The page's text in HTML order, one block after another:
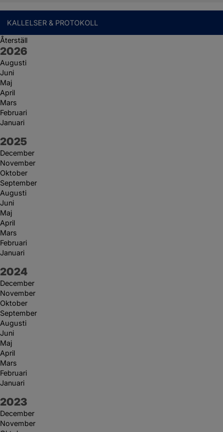
KALLELSER & PROTOKOLL
Återställ
År:
2026
Augusti
Juni
Maj
April
Mars
Februari
Januari
År:
2025
December
November
Oktober
September
Augusti
Juni
Maj
April
Mars
Februari
Januari
År:
2024
December
November
Oktober
September
Augusti
Juni
Maj
April
Mars
Februari
Januari
År:
2023
December
November